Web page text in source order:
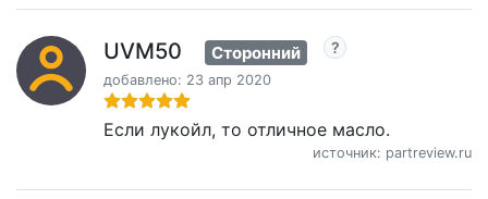
UVM50 Сторонний
добавлено: 23 апр 2020
Если лукойл, то отличное масло.
источник: partreview.ru